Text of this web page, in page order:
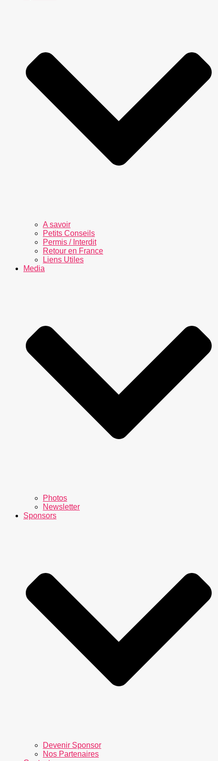
A savoir
Petits Conseils
Permis / Interdit
Retour en France
Liens Utiles
Media
Photos
Newsletter
Sponsors
Devenir Sponsor
Nos Partenaires